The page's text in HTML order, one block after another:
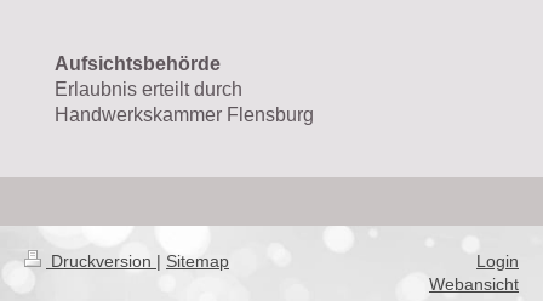
Aufsichtsbehörde
Erlaubnis erteilt durch
Handwerkskammer Flensburg
Druckversion | Sitemap
Login
Webansicht